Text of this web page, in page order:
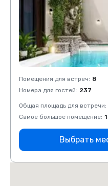
Помещения для встреч: 8
Номера для гостей: 237
Общая площадь для встречи:
Самое большое помещение:
Выбрать